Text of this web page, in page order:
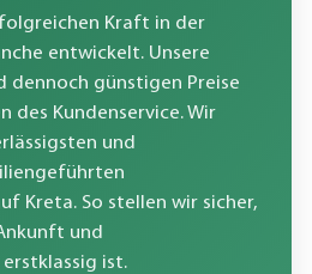
Kraft in der
entwickelt. Unsere
dennoch günstigen Preise
des Kundenservice. Wir
und
Kreta. So stellen wir sicher,
und
ist.